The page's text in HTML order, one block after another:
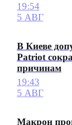
19:54
5 АВГ
В Киеве
Patriot
причинам
19:43
5 АВГ
Макрон